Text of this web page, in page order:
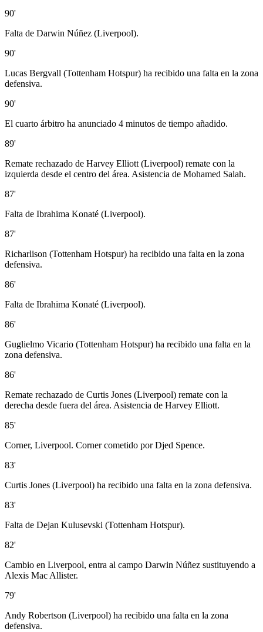
90'
Falta de Darwin Núñez (Liverpool).
90'
Lucas Bergvall (Tottenham Hotspur) ha recibido una falta en la zona
defensiva.
90'
El cuarto árbitro ha anunciado 4 minutos de tiempo añadido.
89'
Remate rechazado de Harvey Elliott (Liverpool) remate con la
izquierda desde el centro del área. Asistencia de Mohamed Salah.
87'
Falta de Ibrahima Konaté (Liverpool).
87'
Richarlison (Tottenham Hotspur) ha recibido una falta en la zona
defensiva.
86'
Falta de Ibrahima Konaté (Liverpool).
86'
Guglielmo Vicario (Tottenham Hotspur) ha recibido una falta en la
zona defensiva.
86'
Remate rechazado de Curtis Jones (Liverpool) remate con la
derecha desde fuera del área. Asistencia de Harvey Elliott.
85'
Corner, Liverpool. Corner cometido por Djed Spence.
83'
Curtis Jones (Liverpool) ha recibido una falta en la zona defensiva.
83'
Falta de Dejan Kulusevski (Tottenham Hotspur).
82'
Cambio en Liverpool, entra al campo Darwin Núñez sustituyendo a
Alexis Mac Allister.
79'
Andy Robertson (Liverpool) ha recibido una falta en la zona
defensiva.